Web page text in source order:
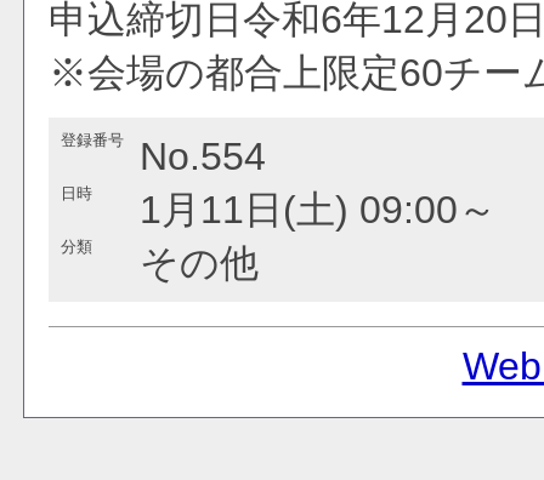
申込締切日令和6年12月20
※会場の都合上限定60チー
登録番号 No.554
日時 1月11日(土) 09:00～
分類 その他